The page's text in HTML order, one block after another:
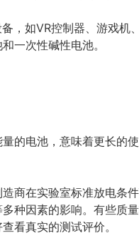
，如VR控制器、游戏机
一次性碱性电池。
的电池，意味着更长的
商在实验室标准放电条
种因素的影响。有些质
看真实的测试评价。